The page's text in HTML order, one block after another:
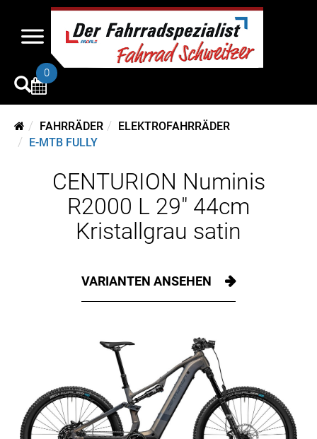
0
FAHRRÄDER
ELEKTROFAHRRÄDER
E-MTB FULLY
CENTURION Numinis
R2000 L 29" 44cm
Kristallgrau satin
VARIANTEN ANSEHEN